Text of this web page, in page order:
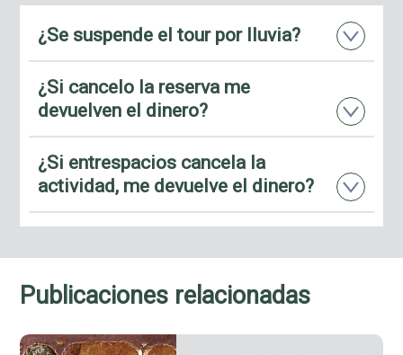
¿Se suspende el tour por lluvia?
¿Si cancelo la reserva me
devuelven el dinero?
¿Si entrespacios cancela la
actividad, me devuelve el dinero?
Publicaciones relacionadas